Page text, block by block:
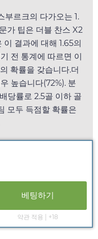
부르크의 다가오는 1.
가 팁은 더블 찬스 X2
이 결과에 대해 1.65의
전 통계에 따르면 이
확률을 갖습니다.더
높습니다(72%). 분
당률로 2.5골 이하 골
모두 득점할 확률은
베팅하기
약관 적용 | +18